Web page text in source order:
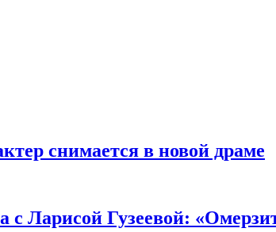
снимается в новой драме
Ларисой Гузеевой: